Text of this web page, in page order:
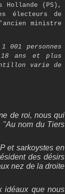
(PS),
électeurs de
ministre
001 personnes
ans et plus
varie de
de roi, nous qui
"Au nom du Tiers
et sarkoystes en
des désirs
nez de la droite
idéaux que nous